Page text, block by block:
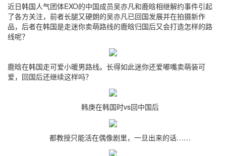
近日韩国人气团体EXO的中国成员吴亦凡和鹿晗相继解约事件引起
了各方关注，前者长腿又硬朗的吴亦凡已回国发展并在拍摄新作
品，后者在韩国是走迷你卖萌路线的鹿晗归国后又会打造怎样的路
线呢？
鹿晗在韩国走可爱小暖男路线。长得如此迷你还爱嘟嘴卖萌装可
爱，回国后还继续这样吗？
韩庚在韩国时vs回中国后
都教授只能活在偶像剧里，一旦出来的话……